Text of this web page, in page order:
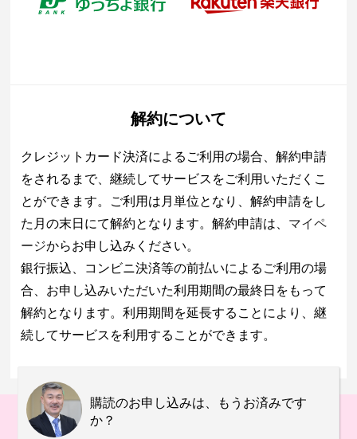
解約について
クレジットカード決済によるご利用の場合、解約申請
をされるまで、継続してサービスをご利用いただくこ
とができます。ご利用は月単位となり、解約申請をし
た月の末日にて解約となります。解約申請は、 マイペ
ージからお申し込みください。
銀行振込、コンビニ決済等の前払いによるご利用の場
合、お申し込みいただいた利用期間の最終日をもって
解約となります。利用期間を延長することにより、継
続してサービスを利用することができます。
購読のお申し込みは、もうお済みです
か？